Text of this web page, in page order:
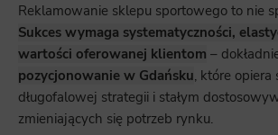
Reklamowanie sklepu sportowego to nie
Sukces wymaga systematyczności,
wartości oferowanej klientom –
pozycjonowanie w Gdańsku, które opiera
długofalowej strategii i stałym
zmieniających się potrzeb rynku.